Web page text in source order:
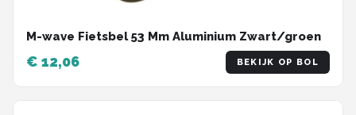
M-wave Fietsbel 53 Mm Aluminium Zwart/groen
€ 12,06 BEKIJK OP BOL